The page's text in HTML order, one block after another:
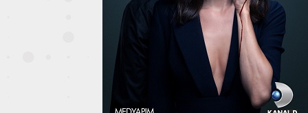
74 серия
75 серия
78 серия
79 серия
82 серия
83 серия